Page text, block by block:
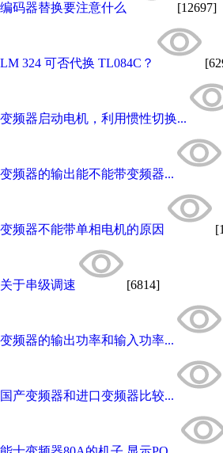
编码器替换要注意什么 [12697]
LM 324 可否代换 TL084C？
变频器启动电机，利用惯性切换...
变频器的输出能不能带变频器...
变频器不能带单相电机的原因
关于串级调速 [6814]
变频器的输出功率和输入功率...
国产变频器和进口变频器比较...